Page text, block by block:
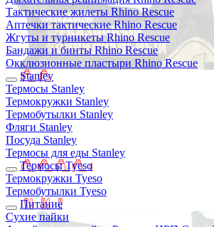
Тактические жилеты Rhino Rescue
Аптечки тактические Rhino Rescue
Жгуты и турникеты Rhino Rescue
Бандажи и бинты Rhino Rescue
Окклюзионные пластыри Rhino Rescue
Stanley
Термосы Stanley
Термокружки Stanley
Термобутылки Stanley
Фляги Stanley
Посуда Stanley
Термосы для еды Stanley
Термосы Tyeso
Термокружки Tyeso
Термобутылки Tyeso
Питание
Сухие пайки